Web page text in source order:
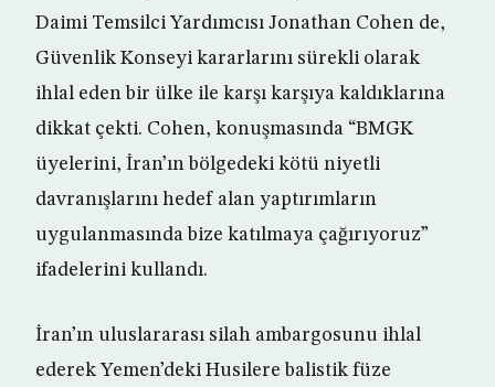
Daimi Temsilci Yardımcısı Jonathan Cohen de,
Güvenlik Konseyi kararlarını sürekli olarak
ihlal eden bir ülke ile karşı karşıya kaldıklarına
dikkat çekti. Cohen, konuşmasında “BMGK
üyelerini, İran’ın bölgedeki kötü niyetli
davranışlarını hedef alan yaptırımların
uygulanmasında bize katılmaya çağırıyoruz”
ifadelerini kullandı.
İran’ın uluslararası silah ambargosunu ihlal
ederek Yemen’deki Husilere balistik füze